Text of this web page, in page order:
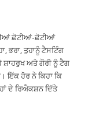
ਛੋਟੀਆਂ-ਛੋਟੀਆਂ
ਭਰਾ, ਤੁਹਾਨੂੰ ਟੈਸਟਿੰਗ
ਸ਼ਾਹਰੁਖ ਅਤੇ ਗੌਰੀ ਨੂੰ ਟੈਗ
ਇੱਕ ਹੋਰ ਨੇ ਕਿਹਾ ਕਿ
ਦੇ ਰਿਐਕਸ਼ਨ ਦਿੱਤੇ